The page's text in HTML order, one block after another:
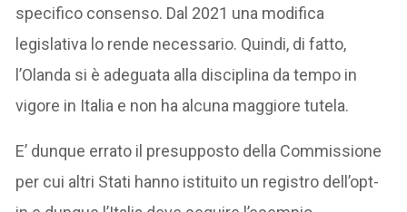
specifico consenso. Dal 2021 una modifica
legislativa lo rende necessario. Quindi, di fatto,
l’Olanda si è adeguata alla disciplina da tempo in
vigore in Italia e non ha alcuna maggiore tutela.
E’ dunque errato il presupposto della Commissione
per cui altri Stati hanno istituito un registro dell’opt-